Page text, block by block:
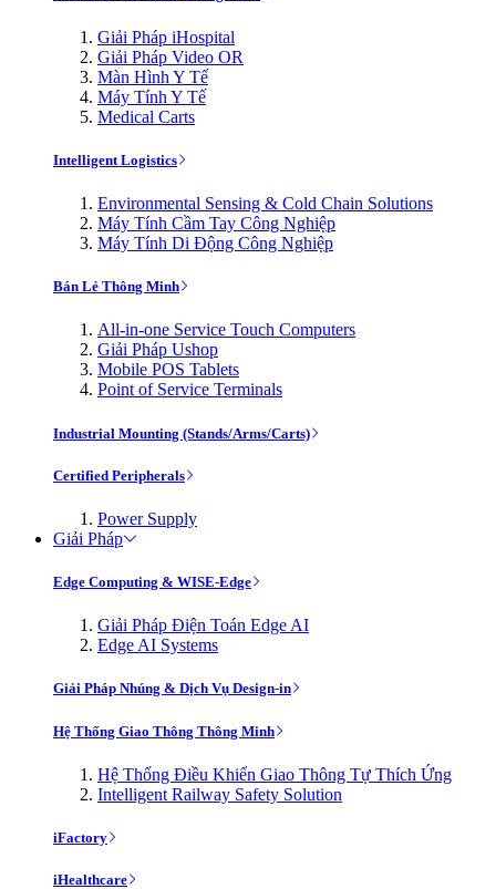
Giải Pháp iHospital
Giải Pháp Video OR
Màn Hình Y Tế
Máy Tính Y Tế
Medical Carts
Intelligent Logistics
Environmental Sensing & Cold Chain Solutions
Máy Tính Cầm Tay Công Nghiệp
Máy Tính Di Động Công Nghiệp
Bán Lẻ Thông Minh
All-in-one Service Touch Computers
Giải Pháp Ushop
Mobile POS Tablets
Point of Service Terminals
Industrial Mounting (Stands/Arms/Carts)
Certified Peripherals
Power Supply
Giải Pháp
Edge Computing & WISE-Edge
Giải Pháp Điện Toán Edge AI
Edge AI Systems
Giải Pháp Nhúng & Dịch Vụ Design-in
Hệ Thống Giao Thông Thông Minh
Hệ Thống Điều Khiển Giao Thông Tự Thích Ứng
Intelligent Railway Safety Solution
iFactory
iHealthcare